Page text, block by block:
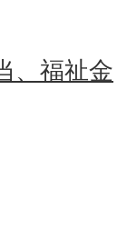
、福祉金